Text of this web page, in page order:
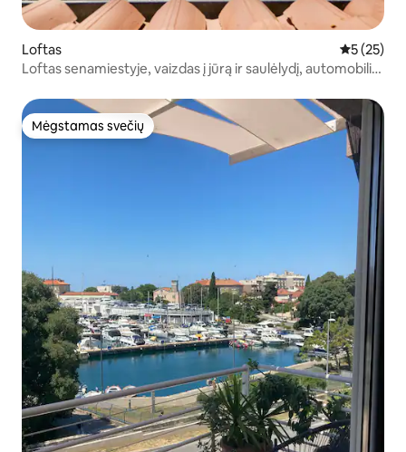
Loftas Vidutinis
5 (25)
Loftas senamiestyje, vaizdas į jūrą ir saulėlydį, automobilių
Mėgstamas svečių
Mėgstamas svečių